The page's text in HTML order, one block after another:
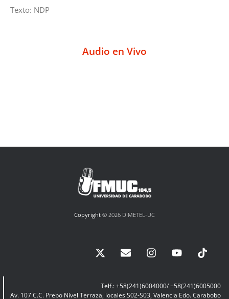
Texto: NDP
Audio en Vivo
Copyright © 2026 DIMETEL-UC
Telf.: +58(241)6004000/ +58(241)6005000
Av. 107 C.C. Prebo Nivel Terraza, locales S02-S03, Valencia Edo. Carabobo